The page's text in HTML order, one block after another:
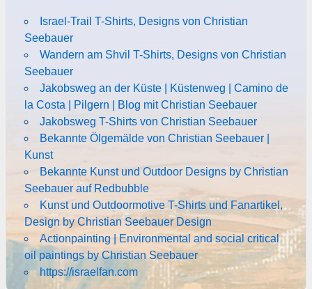
Israel-Trail T-Shirts, Designs von Christian
Seebauer
Wandern am Shvil T-Shirts, Designs von Christian
Seebauer
Jakobsweg an der Küste | Küstenweg | Camino de
la Costa | Pilgern | Blog mit Christian Seebauer
Jakobsweg T-Shirts von Christian Seebauer
Bekannte Ölgemälde von Christian Seebauer |
Kunst
Bekannte Kunst und Outdoor Designs by Christian
Seebauer auf Redbubble
Kunst und Outdoormotive T-Shirts und Fanartikel,
Design by Christian Seebauer Design
Actionpainting | Environmental and social critical
oil paintings by Christian Seebauer
https://israelfan.com